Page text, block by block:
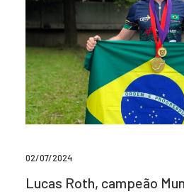
02/07/2024
Lucas Roth, campeão